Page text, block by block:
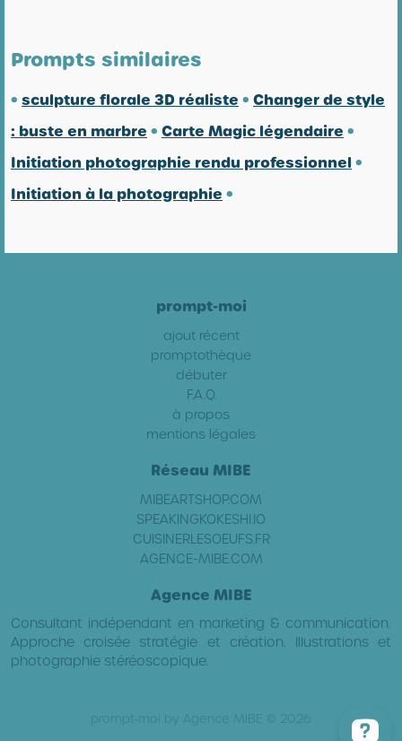
Prompts similaires
• sculpture florale 3D réaliste • Changer de style
: buste en marbre • Carte Magic légendaire •
Initiation photographie rendu professionnel•
Initiation à la photographie •
prompt-moi
ajout récent
promptothèque
débuter
F.A.Q.
à propos
mentions légales
Réseau MIBE
MIBEARTSHOP.COM
SPEAKINGKOKESHI.IO
CUISINERLESOEUFS.FR
AGENCE-MIBE.COM
Agence MIBE
Consultant indépendant en marketing & communication.
Approche croisée stratégie et création. Illustrations et
photographie stéréoscopique.
prompt-moi by Agence MIBE © 2026